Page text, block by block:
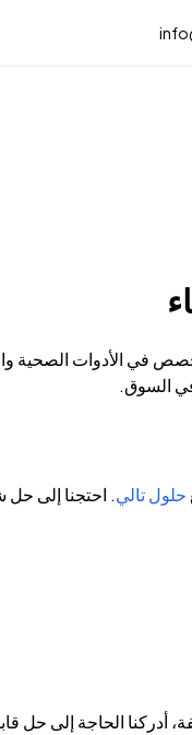
في الأدوات الصحية
السوق.
حلول تالي. احتجنا إلى حل
أدركنا الحاجة إلى حل